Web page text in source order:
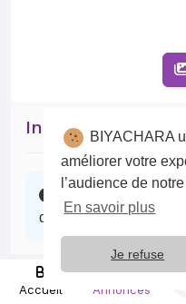
BIYACHARA
améliorer votre
l’audience de
En savoir plus
Je refuse
Intéressé par
Contactez
d’échanger avec vous.
Accueil Annonces